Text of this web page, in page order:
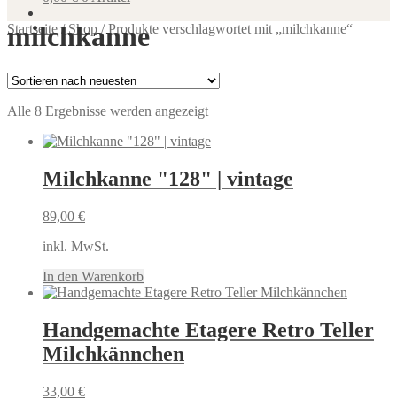
Startseite/ Shop /Produkte verschlagwortet mit „milchkanne“
milchkanne
Alle 8 Ergebnisse werden angezeigtNach
sortiert
Milchkanne "128" | vintage
89,00 €
inkl. MwSt.
In den Warenkorb
Handgemachte Etagere Retro Teller
Milchkännchen
33,00 €